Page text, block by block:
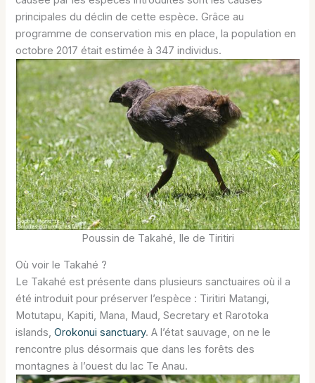
principales du déclin de cette espèce. Grâce au
programme de conservation mis en place, la population en
octobre 2017 était estimée à 347 individus.
Poussin de Takahé, Ile de Tiritiri
Où voir le Takahé ?
Le Takahé est présente dans plusieurs sanctuaires où il a
été introduit pour préserver l’espèce : Tiritiri Matangi,
Motutapu, Kapiti, Mana, Maud, Secretary et Rarotoka
islands,Orokonui sanctuary. A l’état sauvage, on ne le
rencontre plus désormais que dans les forêts des
montagnes à l’ouest du lac Te Anau.